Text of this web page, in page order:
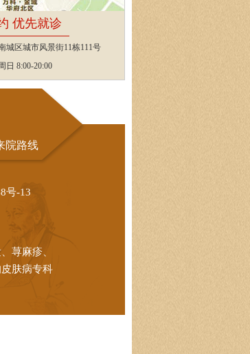
优先就诊
城区城市风景街11栋111号
日 8:00-20:00
院路线
号-13
荨麻疹、
肤病专科